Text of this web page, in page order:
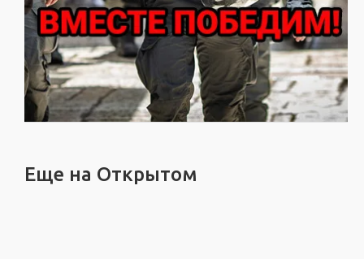
Еще на Открытом